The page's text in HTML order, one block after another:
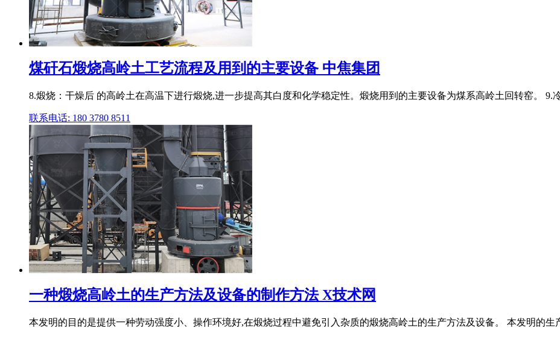
煤矸石煅烧高岭土工艺流程及用到的主要设备 中焦集团
8.煅烧：干燥后 的高岭土在高温下进行煅烧,进一步提高其白度和化学稳定性。煅烧用到的主要设备为煤系高岭土回转窑。 9.
联系电话: 180 3780 8511
一种煅烧高岭土的生产方法及设备的制作方法 X技术网
本发明的目的是提供一种劳动强度小、操作环境好,在煅烧过程中避免引入杂质的煅烧高岭土的生产方法及设备。 本发明的生